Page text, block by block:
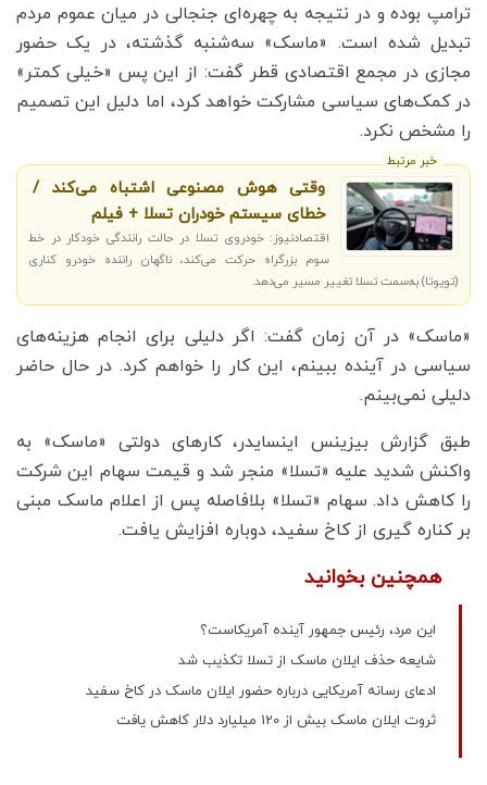
ترامپ بوده و در نتیجه به چهره‌ای جنجالی در میان عموم مردم
تبدیل شده است. «ماسک» سه‌شنبه گذشته، در یک حضور
مجازی در مجمع اقتصادی قطر گفت: از این پس «خیلی کمتر»
در کمک‌های سیاسی مشارکت خواهد کرد، اما دلیل این تصمیم
را مشخص نکرد.
خبر مرتبط
وقتی هوش مصنوعی اشتباه می‌کند /
خطای سیستم خودران تسلا + فیلم
اقتصادنیوز: خودروی تسلا در حالت رانندگی خودکار در خط
سوم بزرگراه حرکت می‌کند، ناگهان راننده خودرو کناری
(تویوتا) به‌سمت تسلا تغییر مسیر می‌دهد.
«ماسک» در آن زمان گفت: اگر دلیلی برای انجام هزینه‌های
سیاسی در آینده ببینم، این کار را خواهم کرد. در حال حاضر
دلیلی نمی‌بینم.
طبق گزارش بیزینس اینسایدر، کارهای دولتی «ماسک» به
واکنش شدید علیه «تسلا» منجر شد و قیمت سهام این شرکت
را کاهش داد. سهام «تسلا» بلافاصله پس از اعلام ماسک مبنی
بر کناره گیری از کاخ سفید، دوباره افزایش یافت.
همچنین بخوانید
این مرد، رئیس جمهور آینده آمریکاست؟
شایعه حذف ایلان ماسک از تسلا تکذیب شد
ادعای رسانه آمریکایی درباره حضور ایلان ماسک در کاخ سفید
ثروت ایلان ماسک بیش از 120 میلیارد دلار کاهش یافت